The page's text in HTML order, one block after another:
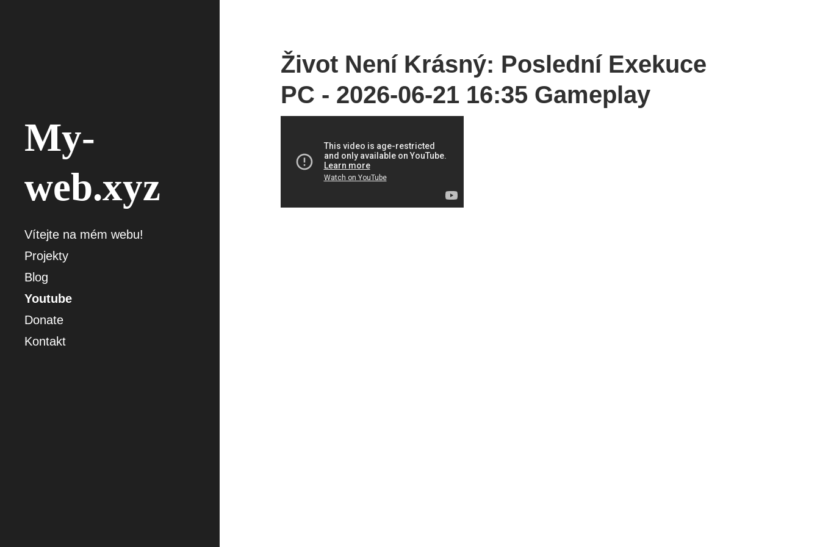
My-
web.xyz
Vítejte na mém webu!
Projekty
Blog
Youtube
Donate
Kontakt
Život Není Krásný: Poslední Exekuce
PC - 2026-06-21 16:35 Gameplay